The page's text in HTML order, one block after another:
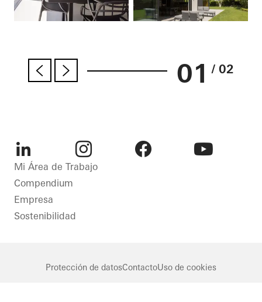
01 / 02
LinkedIn Instagram
Mi Área de Trabajo
Compendium
Empresa
Sostenibilidad
Protección de datosContactoUso de cookies